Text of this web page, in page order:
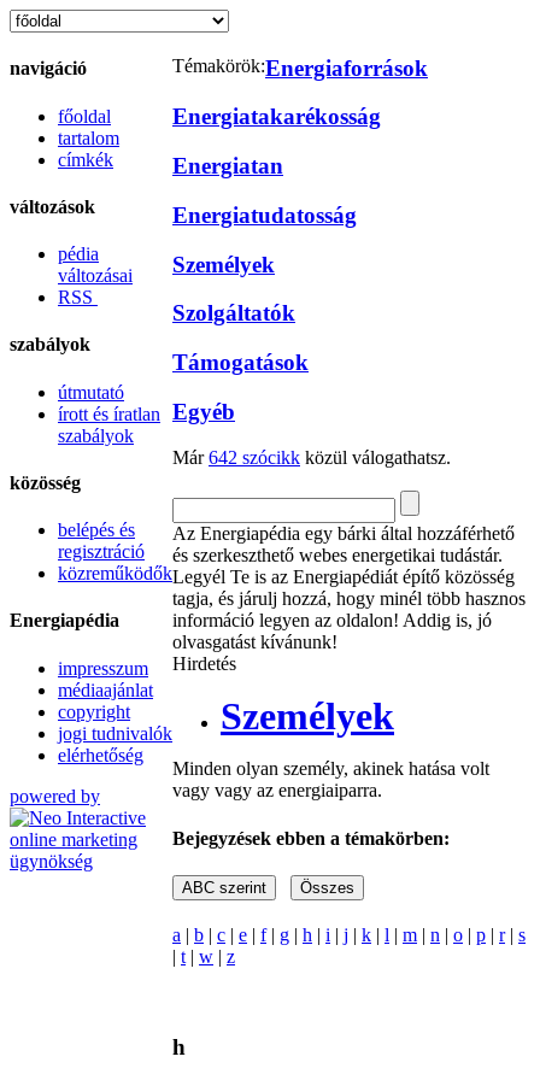
navigáció
főoldal
tartalom
címkék
változások
pédia
változásai
RSS
szabályok
útmutató
írott és íratlan
szabályok
közösség
belépés és
regisztráció
közreműködők
Energiapédia
impresszum
médiaajánlat
copyright
jogi tudnivalók
elérhetőség
powered by
Témakörök:Energiaforrások
Energiatakarékosság
Energiatan
Energiatudatosság
Személyek
Szolgáltatók
Támogatások
Egyéb
Már642 szócikk közül válogathatsz.
Az Energiapédia egy bárki által hozzáférhető
és szerkeszthető webes energetikai tudástár.
Legyél Te is az Energiapédiát építő közösség
tagja, és járulj hozzá, hogy minél több hasznos
információ legyen az oldalon! Addig is, jó
olvasgatást kívánunk!
Hirdetés
Személyek
Minden olyan személy, akinek hatása volt
vagy vagy az energiaiparra.
Bejegyzések ebben a témakörben:
a | b | c | e | f| g | h | i | j | k | l | m | n | o | p | r| s
| t | w | z
h